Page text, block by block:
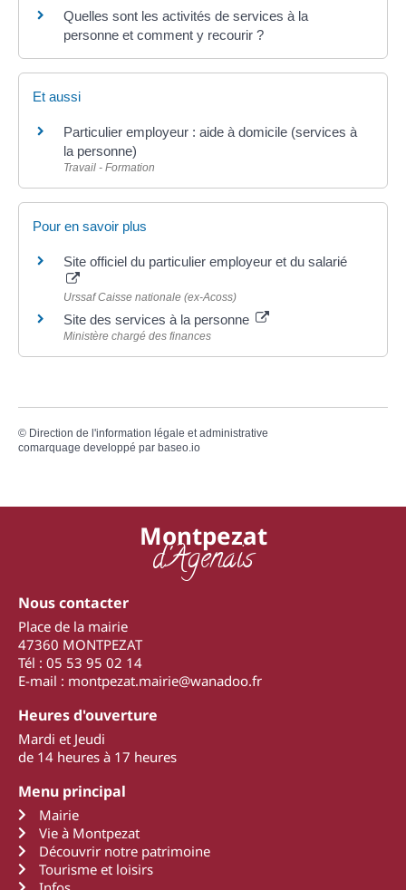
Quelles sont les activités de services à la
personne et comment y recourir ?
Et aussi
Particulier employeur : aide à domicile (services à
la personne)
Travail - Formation
Pour en savoir plus
Site officiel du particulier employeur et du salarié
Urssaf Caisse nationale (ex-Acoss)
Site des services à la personne
Ministère chargé des finances
© Direction de l'information légale et administrative
comarquage developpé par baseo.io
Montpezat
d'Agenais
Nous contacter
Place de la mairie
47360 MONTPEZAT
Tél : 05 53 95 02 14
E-mail : montpezat.mairie@wanadoo.fr
Heures d'ouverture
Mardi et Jeudi
de 14 heures à 17 heures
Menu principal
Mairie
Vie à Montpezat
Découvrir notre patrimoine
Tourisme et loisirs